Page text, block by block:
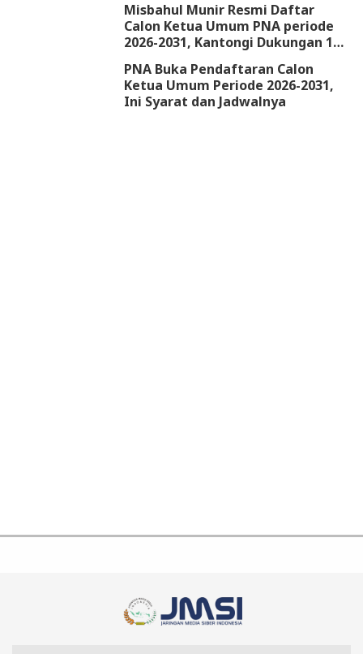
Misbahul Munir Resmi Daftar
Calon Ketua Umum PNA periode
2026-2031, Kantongi Dukungan 18
PNA Buka Pendaftaran Calon
Ketua Umum Periode 2026-2031,
Ini Syarat dan Jadwalnya